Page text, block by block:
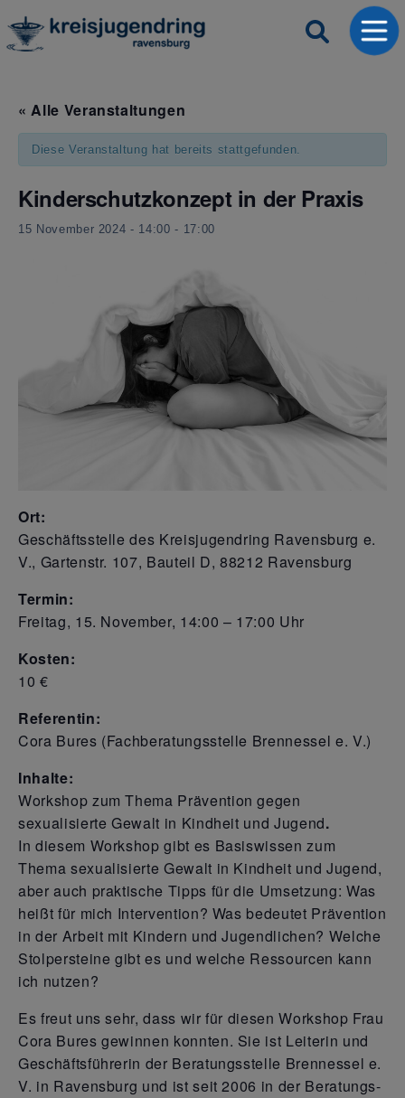
« Alle Veranstaltungen
Diese Veranstaltung hat bereits stattgefunden.
Kinderschutzkonzept in der Praxis
15 November 2024 - 14:00 - 17:00
Ort:
Geschäftsstelle des Kreisjugendring Ravensburg e.
V., Gartenstr. 107, Bauteil D, 88212 Ravensburg
Termin:
Freitag, 15. November, 14:00 – 17:00 Uhr
Kosten:
10 €
Referentin:
Cora Bures (Fachberatungsstelle Brennessel e. V.)
Inhalte:
Workshop zum Thema Prävention gegen
sexualisierte Gewalt in Kindheit und Jugend.
In diesem Workshop gibt es Basiswissen zum
Thema sexualisierte Gewalt in Kindheit und Jugend,
aber auch praktische Tipps für die Umsetzung: Was
heißt für mich Intervention? Was bedeutet Prävention
in der Arbeit mit Kindern und Jugendlichen? Welche
Stolpersteine gibt es und welche Ressourcen kann
ich nutzen?
Es freut uns sehr, dass wir für diesen Workshop Frau
Cora Bures gewinnen konnten. Sie ist Leiterin und
Geschäftsführerin der Beratungsstelle Brennessel e.
V. in Ravensburg und ist seit 2006 in der Beratungs-